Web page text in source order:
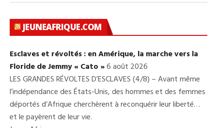
JEUNEAFRIQUE.COM
Esclaves et révoltés : en Amérique, la marche vers la
Floride de Jemmy « Cato »6 août 2026
LES GRANDES RÉVOLTES D’ESCLAVES (4/8) – Avant même
l’indépendance des États-Unis, des hommes et des femmes
déportés d’Afrique cherchèrent à reconquérir leur liberté…
et le payèrent de leur vie.